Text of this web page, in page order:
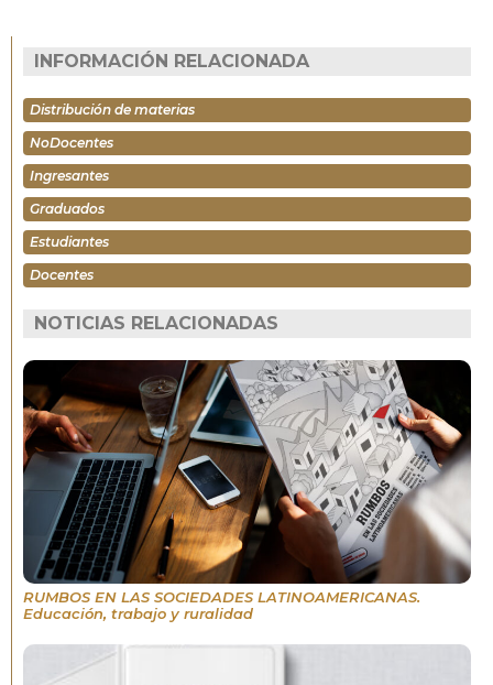
INFORMACIÓN RELACIONADA
Distribución de materias
NoDocentes
Ingresantes
Graduados
Estudiantes
Docentes
NOTICIAS RELACIONADAS
RUMBOS EN LAS SOCIEDADES LATINOAMERICANAS.
Educación, trabajo y ruralidad